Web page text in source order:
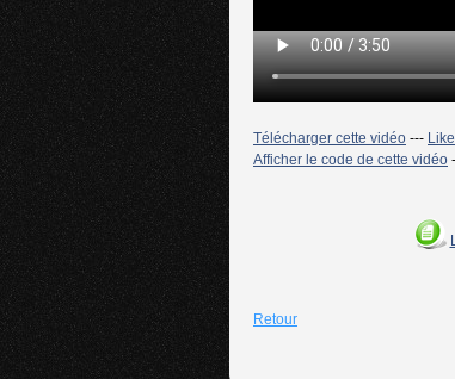
Télécharger cette vidéo ---
Afficher le code de cette vidéo
Retour